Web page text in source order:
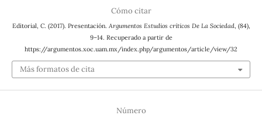
Cómo citar
Editorial, C. (2017). Presentación. Argumentos Estudios críticos De La Sociedad, (84),
9–14. Recuperado a partir de
https://argumentos.xoc.uam.mx/index.php/argumentos/article/view/32
Más formatos de cita
Número